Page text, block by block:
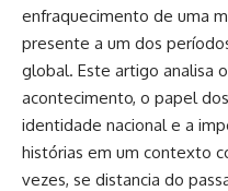
enfraquecimento de uma
presente a um dos
global. Este artigo analisa
acontecimento, o papel
identidade nacional e a
histórias em um contexto
vezes, se distancia do